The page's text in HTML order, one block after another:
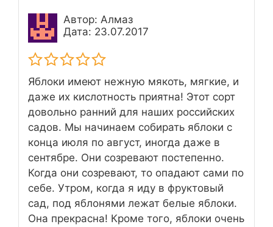
Автор: Алмаз
Дата: 23.07.2017
Яблоки имеют нежную мякоть, мягкие, и
даже их кислотность приятна! Этот сорт
довольно ранний для наших российских
садов. Мы начинаем собирать яблоки с
конца июля по август, иногда даже в
сентябре. Они созревают постепенно.
Когда они созревают, то опадают сами по
себе. Утром, когда я иду в фруктовый
сад, под яблонями лежат белые яблоки.
Она прекрасна! Кроме того, яблоки очень